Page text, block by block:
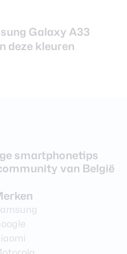
(4K)
Galaxy A33
deze kleuren
smartphonetips
van België